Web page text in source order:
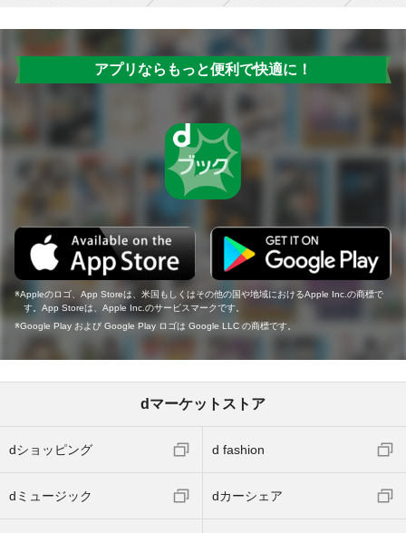
アプリならもっと便利で快適に！
Appleのロゴ、App Storeは、米国もしくはその他の国や地域におけるApple Inc.の商標で
す。App Storeは、Apple Inc.のサービスマークです。
Google Play および Google Play ロゴは Google LLC の商標です。
dマーケットストア
dショッピング d fashion
dミュージック dカーシェア